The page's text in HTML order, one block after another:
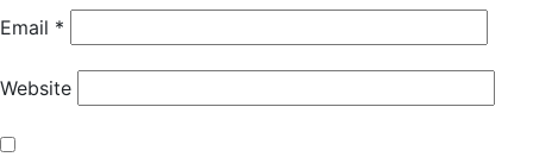
Email *
Website